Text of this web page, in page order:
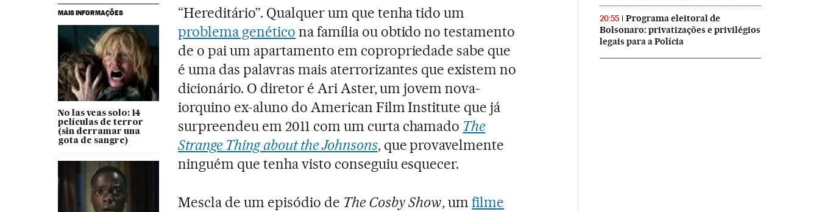
MAIS INFORMAÇÕES
No las veas solo: 14
películas de terror
(sin derramar una
gota de sangre)
“Hereditário”. Qualquer um que tenha tido um
problema genético na família ou obtido no testamento
de o pai um apartamento em copropriedade sabe que
é uma das palavras mais aterrorizantes que existem no
dicionário. O diretor é Ari Aster, um jovem nova-
iorquino ex-aluno do American Film Institute que já
surpreendeu em 2011 com um curta chamado The
Strange Thing about the Johnsons, que provavelmente
ninguém que tenha visto conseguiu esquecer.
Mescla de um episódio de The Cosby Show, umfilme
20:55
Programa eleitoral de
Bolsonaro: privatizações e privilégios
legais para a Polícia